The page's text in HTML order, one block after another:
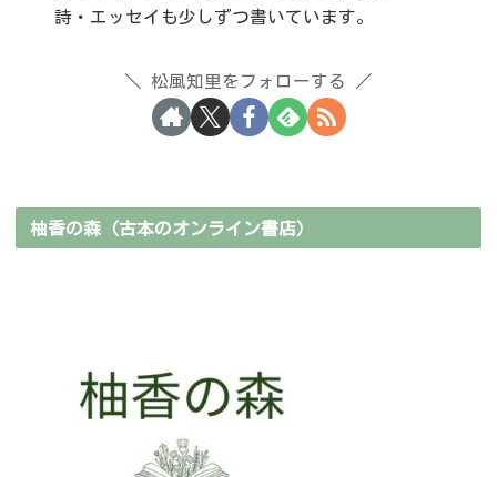
詩・エッセイも少しずつ書いています。
松風知里をフォローする
柚香の森（古本のオンライン書店）